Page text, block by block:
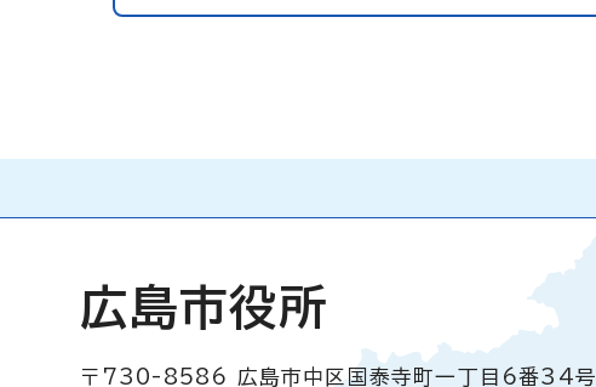
広島市役所
〒730-8586
広島市中区国泰寺町一丁目6番34号